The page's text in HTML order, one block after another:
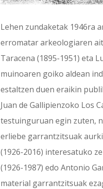
Lehen zundaketak 1946ra
erromatar arkeologiaren
Taracena (1895-1951) eta
muinoaren goiko aldean
estaltzen duen eraikin
Juan de Gallipienzoko Los
testuinguruan egin zuten,
erliebe garrantzitsuak
(1926-2016) interesatuko
(1926-1987) edo Antonio
material garrantzitsuak